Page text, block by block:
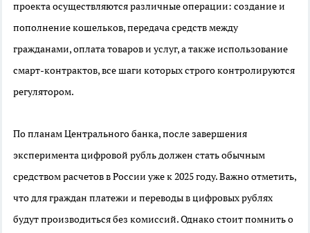
проекта осуществляются различные операции: создание и
пополнение кошельков, передача средств между
гражданами, оплата товаров и услуг, а также использование
смарт-контрактов, все шаги которых строго контролируются
регулятором.
По планам Центрального банка, после завершения
эксперимента цифровой рубль должен стать обычным
средством расчетов в России уже к 2025 году. Важно отметить,
что для граждан платежи и переводы в цифровых рублях
будут производиться без комиссий. Однако стоит помнить о